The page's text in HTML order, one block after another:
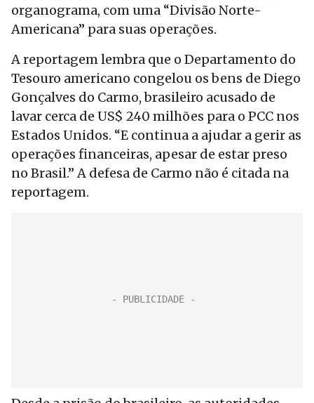
organograma, com uma “Divisão Norte-
Americana” para suas operações.
A reportagem lembra que o Departamento do
Tesouro americano congelou os bens de Diego
Gonçalves do Carmo, brasileiro acusado de
lavar cerca de US$ 240 milhões para o PCC nos
Estados Unidos. “E continua a ajudar a gerir as
operações financeiras, apesar de estar preso
no Brasil.” A defesa de Carmo não é citada na
reportagem.